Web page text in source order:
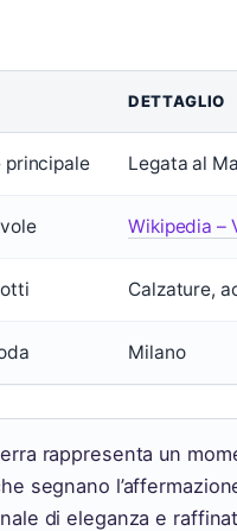
DETTAGLIO
principale Legata al
Wikipedia –
Calzature,
Milano
rappresenta un
segnano
di eleganza e